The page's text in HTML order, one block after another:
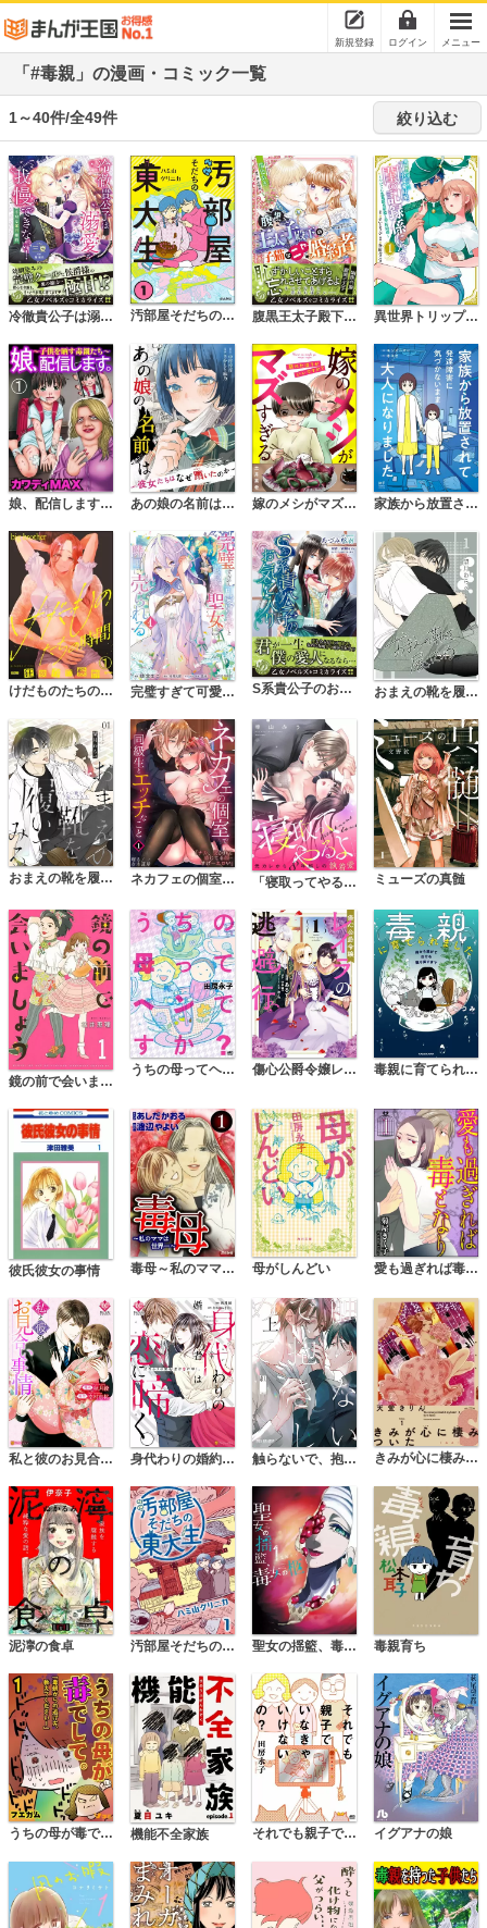
新規登録 ログイン メニュー
「#毒親」の漫画・コミック一覧
1～40件/全49件 絞り込む
冷徹貴公子は溺愛を我慢できない！～不埒な蜜月婚約～ 汚部屋そだちの東大生 腹黒王太子殿下の子猫なニセ婚約者 異世界トリップしたTL小説愛好家、閨の記録係になる。 ～ついでに生真面目宰相と契約結婚～
娘、配信します。～子供を晒す毒親たち～（分冊版） あの娘の名前は～彼女たちはなぜ躓いたのか～【単話】 嫁のメシがマズすぎる 別れたほうがいいですか？ 家族から放置されて発達障害に気づかないまま大人になりました
けだものたちの時間～狂依存症候群～（分冊版） 完璧すぎて可愛げがないと婚約破棄された聖女は隣国に売られる S系貴公子のお気に入り おまえの靴を履いてみる【単話版】
おまえの靴を履いてみる【合冊版】 ネカフェの個室で同級生とエッチなこと「ナカ、突かれて感じてる顔…すげーエロい」 「寝取ってやるよ」元カレから8年越しの執着愛 ミューズの真髄
鏡の前で会いましょう
うちの母ってヘンですか? 傷心公爵令嬢レイラの逃避行 毒親に育てられました
彼氏彼女の事情 毒母～私のママは世界一～ 母がしんどい 愛も過ぎれば毒となり（分冊版）
私と彼のお見合い事情 身代わりの婚約者は恋に啼く。 触らないで、抱きしめて きみが心に棲みついたS
泥濘の食卓 汚部屋そだちの東大生（分冊版） 聖女の揺籃、毒女の柩 毒親育ち
うちの母が毒でして。「毒親からの逃げ方、教えてください！」 機能不全家族 それでも親子でいなきゃいけないの？ イグアナの娘